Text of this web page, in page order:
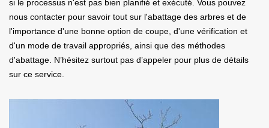
si le processus n'est pas bien planifié et exécuté. Vous pouvez
nous contacter pour savoir tout sur l'abattage des arbres et de
l'importance d'une bonne option de coupe, d'une vérification et
d'un mode de travail appropriés, ainsi que des méthodes
d'abattage. N’hésitez surtout pas d’appeler pour plus de détails
sur ce service.